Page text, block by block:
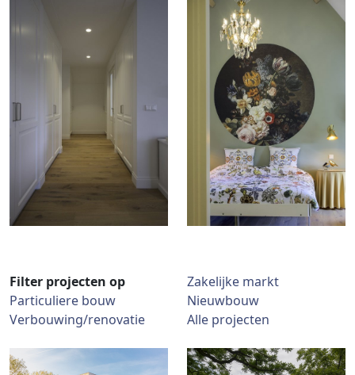
Filter projecten op
Zakelijke markt
Particuliere bouw
Nieuwbouw
Verbouwing/renovatie
Alle projecten